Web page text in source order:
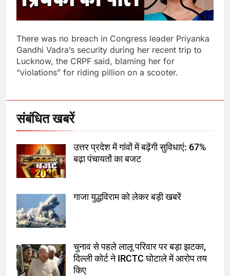
There was no breach in Congress leader Priyanka
Gandhi Vadra’s security during her recent trip to
Lucknow, the CRPF said, blaming her for
“violations” for riding pillion on a scooter.
संबंधित खबरें
उत्तर प्रदेश में गांवों में बढ़ेंगी सुविधाएं: 67%
बढ़ा पंचायतों का बजट
गाजा युद्धविराम को लेकर बड़ी खबरें
चुनाव से पहले लालू परिवार पर बड़ा झटका,
दिल्ली कोर्ट ने IRCTC घोटाले में आरोप तय
किए
5
राम की नगरी अयोध्या में आने वाले भक्तों
6
उत्तर प्रदेश में गांवों में बढ़ेंगी सुविधाएं: 67%
बढ़ा पंचायतों का बजट
7
8